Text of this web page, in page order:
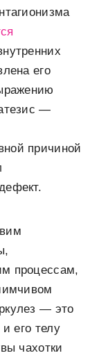
его
—
причиной
процессам,
— это
его телу
чахотки